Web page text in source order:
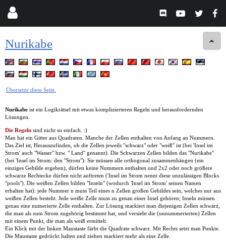
Nurikabe
Übersetze diese Seite.
Nurikabe ist ein Logikrätsel mit etwas komplizierteren Regeln und herausfordernden
Lösungen.
Die Regeln sind nicht so einfach. :)
Man hat ein Gitter aus Quadraten. Manche der Zellen enthalten von Anfang an Nummern.
Das Ziel ist, Herauszufinden, ob die Zellen jeweils "schwarz" oder "weiß" ist (bei 'Insel im
Strom' auch "Wasser" bzw. " Land" genannt). Die Schwarzen Zellen bilden das "Nurikabe"
(bei 'Insel im Strom: den "Strom"): Sie müssen alle orthogonal zusammenhängen (ein
einziges Gebilde ergeben), dürfen keine Nummern enthalten und 2x2 oder noch größere
schwarze Rechtecke dürfen nicht auftreten ('Insel im Strom nennt diese unzulässigen Blocks
"pools"). Die weißen Zellen bilden "Inseln" (wodurch 'Insel im Strom' seinen Namen
erhalten hat): jede Nummer n muss Teil eines n Zellen großen Gebildes sein, welches nur aus
weißen Zellen besteht. Jede weiße Zelle muss zu genau einer Insel gehören; Inseln müssen
genau eine numerierte Zelle enthalten. Zur Lösung markiert man diejenigen Zellen schwarz,
die man als zum Strom zugehörig bestimmt hat, und versieht die (unnummerierten) Zellen
mit einem Punkt, die man als weiß ermittelt.
Ein Klick mit der linken Maustaste färbt die Quadrate schwarz. Mit Rechts setzt man Punkte.
Die Maustaste gedrückt halten und ziehen markiert mehr als eine Zelle.